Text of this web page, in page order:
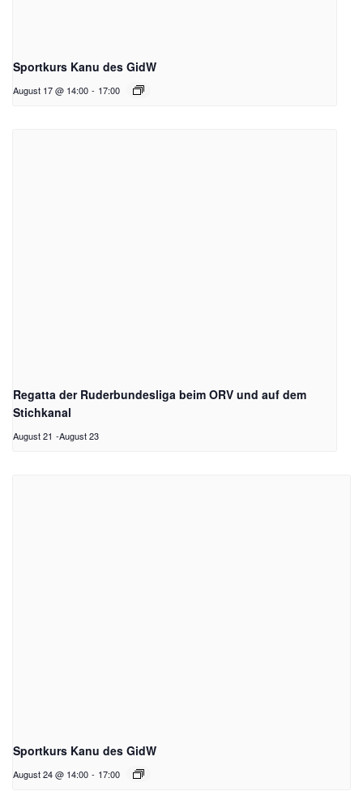
Sportkurs Kanu des GidW
August 17 @ 14:00 - 17:00
Regatta der Ruderbundesliga beim ORV und auf dem
Stichkanal
August 21 -August 23
Sportkurs Kanu des GidW
August 24 @ 14:00 - 17:00